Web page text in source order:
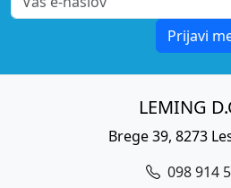
Prijavi
LEMING
Brege 39, 8273
098 914